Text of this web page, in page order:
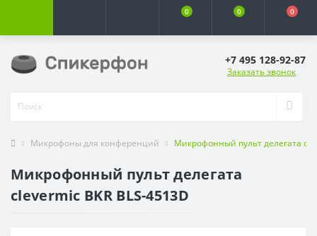
0 0 0
+7 495 128-92-87
Заказать звонок
Микрофоны для конференций Микрофонный пульт делегата
Микрофонный пульт делегата
clevermic BKR BLS-4513D